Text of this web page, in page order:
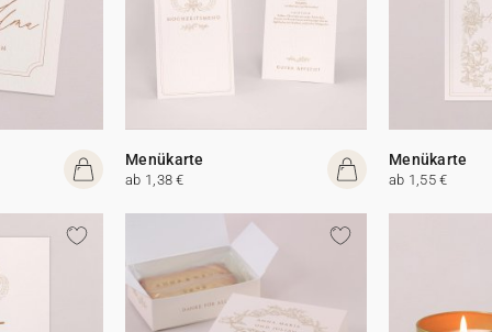
Menükarte
ab 1,38 €
Menükarte
ab 1,55 €